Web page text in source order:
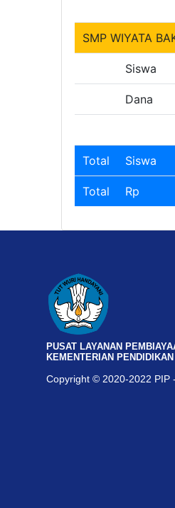
SMP WIYATA
Siswa
Dana
Total Siswa
Total Rp
PUSAT LAYANAN
KEMENTERIAN
Copyright © 2020-2022 PIP